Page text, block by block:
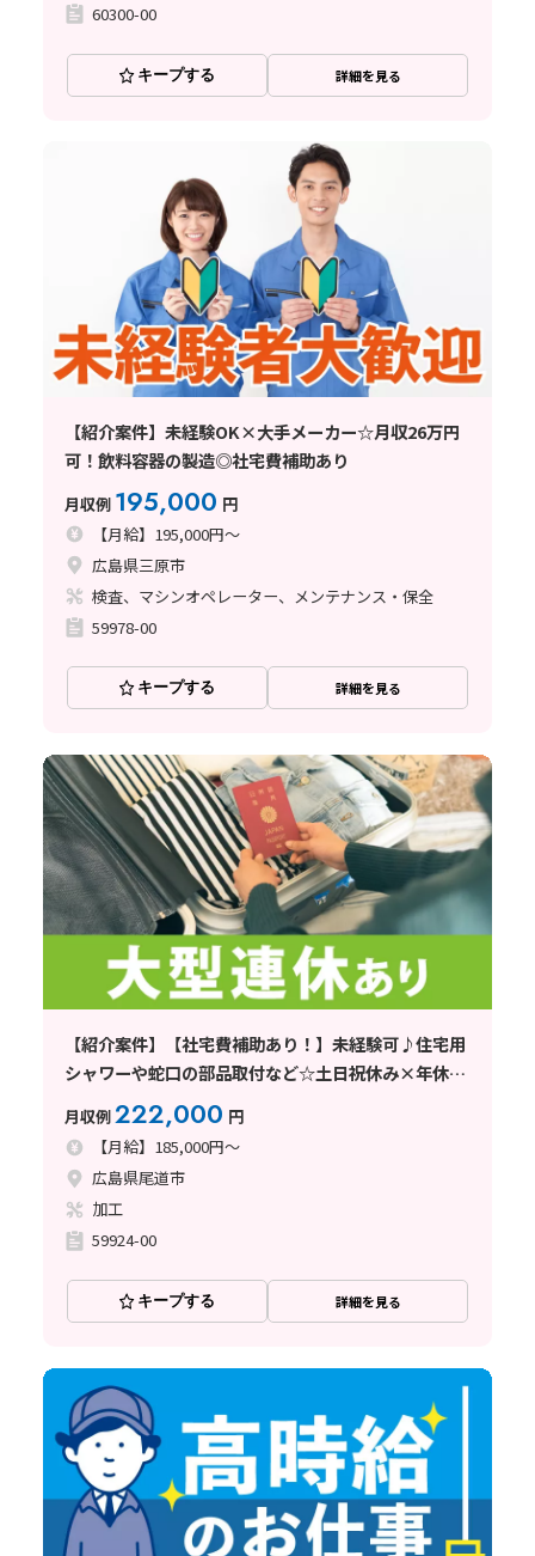
60300-00
キープする 詳細を見る
【紹介案件】未経験OK×大手メーカー☆月収26万円
可！飲料容器の製造◎社宅費補助あり
月収例 195,000 円
【月給】195,000円～
広島県三原市
検査、マシンオペレーター、メンテナンス・保全
59978-00
キープする 詳細を見る
【紹介案件】【社宅費補助あり！】未経験可♪住宅用
シャワーや蛇口の部品取付など☆土日祝休み×年休
126日◎
月収例222,000 円
【月給】185,000円～
広島県尾道市
加工
59924-00
キープする 詳細を見る